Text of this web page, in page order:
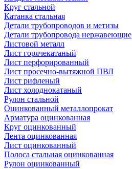
Круг стальной
Катанка стальная
Детали трубопроводов и метизы
Детали трубопровода нержавеющие
Листовой металл
Лист горячекатаный
Лист перфорированный
Лист просечно-вытяжной ПВЛ
Лист рифленый
Лист холоднокатаный
Рулон стальной
Оцинкованный металлопрокат
Арматура оцинкованная
Круг оцинкованный
Лента оцинкованная
Лист оцинкованный
Полоса стальная оцинкованная
Рулон оцинкованный